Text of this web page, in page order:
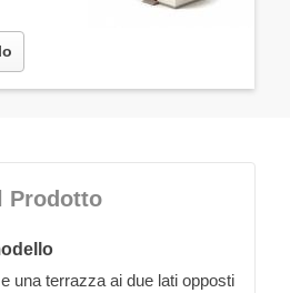
Prodotto
una terrazza ai due lati opposti